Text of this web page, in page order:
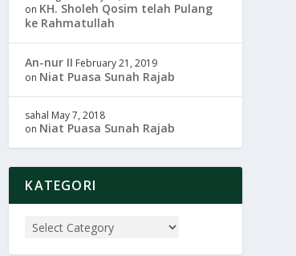
on KH. Sholeh Qosim telah Pulang
ke Rahmatullah
An-nur II February 21, 2019
on Niat Puasa Sunah Rajab
sahal May 7, 2018
on Niat Puasa Sunah Rajab
KATEGORI